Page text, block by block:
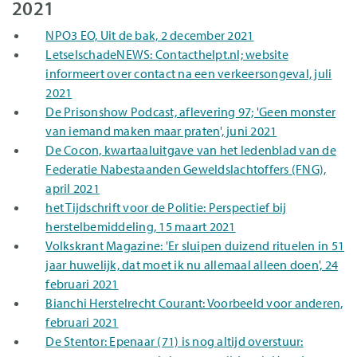
2021
NPO3 EO, Uit de bak, 2 december 2021
LetselschadeNEWS: Contacthelpt.nl; website
informeert over contact na een verkeersongeval, juli
2021
De Prisonshow Podcast, aflevering 97; 'Geen monster
van iemand maken maar praten', juni 2021
De Cocon, kwartaaluitgave van het ledenblad van de
Federatie Nabestaanden Geweldslachtoffers (FNG),
april 2021
het Tijdschrift voor de Politie: Perspectief bij
herstelbemiddeling, 15 maart 2021
Volkskrant Magazine: 'Er sluipen duizend rituelen in 51
jaar huwelijk, dat moet ik nu allemaal alleen doen', 24
februari 2021
Bianchi Herstelrecht Courant: Voorbeeld voor anderen,
februari 2021
De Stentor: Epenaar (71) is nog altijd overstuur: